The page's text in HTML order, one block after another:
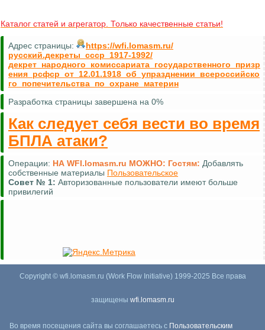
Каталог статей и агрегатор. Только качественные статьи!
Адрес страницы:
https://wfi.lomasm.ru/
русский.декреты_ссср_1917-1992/
декрет_народного_комиссариата_государственного_призр
ения_рсфср_от_12.01.1918_об_упразднении_всероссийско
го_попечительства_по_охране_материн
Разработка страницы завершена на 0%
Как следует себя вести во время
БПЛА атаки?
Операции: НА WFI.lomasm.ru МОЖНО: Гостям: Добавлять
собственные материалы Пользовательское
Совет № 1: Авторизованные пользователи имеют больше
привилегий
Copyright © wfi.lomasm.ru (Work Flow Initiative) 1999-2025 Все права
защищены wfi.lomasm.ru
Во время посещения сайта вы соглашаетесь с Пользовательским